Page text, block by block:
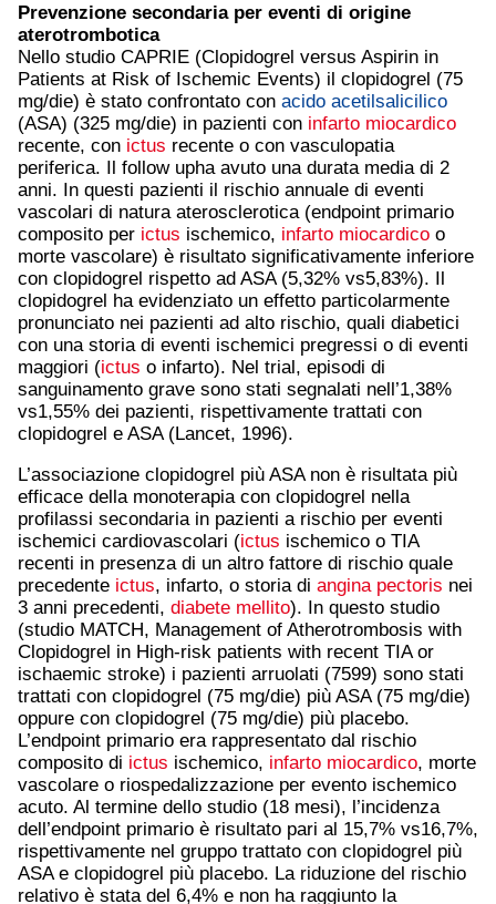
Prevenzione secondaria per eventi di origine
aterotrombotica
Nello studio CAPRIE (Clopidogrel versus Aspirin in
Patients at Risk of Ischemic Events) il clopidogrel (75
mg/die) è stato confrontato con acido acetilsalicilico
(ASA) (325 mg/die) in pazienti con infarto miocardico
recente, con ictus recente o con vasculopatia
periferica. Il follow upha avuto una durata media di 2
anni. In questi pazienti il rischio annuale di eventi
vascolari di natura aterosclerotica (endpoint primario
composito per ictus ischemico, infarto miocardico o
morte vascolare) è risultato significativamente inferiore
con clopidogrel rispetto ad ASA (5,32% vs5,83%). Il
clopidogrel ha evidenziato un effetto particolarmente
pronunciato nei pazienti ad alto rischio, quali diabetici
con una storia di eventi ischemici pregressi o di eventi
maggiori (ictus o infarto). Nel trial, episodi di
sanguinamento grave sono stati segnalati nell’1,38%
vs1,55% dei pazienti, rispettivamente trattati con
clopidogrel e ASA (Lancet, 1996).
L’associazione clopidogrel più ASA non è risultata più
efficace della monoterapia con clopidogrel nella
profilassi secondaria in pazienti a rischio per eventi
ischemici cardiovascolari (ictus ischemico o TIA
recenti in presenza di un altro fattore di rischio quale
precedente ictus, infarto, o storia di angina pectoris nei
3 anni precedenti, diabete mellito). In questo studio
(studio MATCH, Management of Atherotrombosis with
Clopidogrel in High-risk patients with recent TIA or
ischaemic stroke) i pazienti arruolati (7599) sono stati
trattati con clopidogrel (75 mg/die) più ASA (75 mg/die)
oppure con clopidogrel (75 mg/die) più placebo.
L’endpoint primario era rappresentato dal rischio
composito di ictus ischemico, infarto miocardico, morte
vascolare o riospedalizzazione per evento ischemico
acuto. Al termine dello studio (18 mesi), l’incidenza
dell’endpoint primario è risultato pari al 15,7% vs16,7%,
rispettivamente nel gruppo trattato con clopidogrel più
ASA e clopidogrel più placebo. La riduzione del rischio
relativo è stata del 6,4% e non ha raggiunto la